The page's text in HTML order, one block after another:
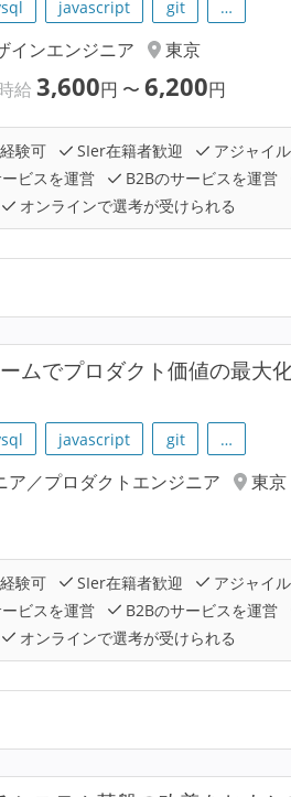
javascript git …
インエンジニア
東京
給3,600円 〜6,200円
験可 SIer在籍者歓迎
アジャイ
ビスを運営 B2Bのサービスを運営
オンラインで選考が受けられる
ムでプロダクト価値の最大
javascript git …
ア／プロダクトエンジニア
東京
験可 SIer在籍者歓迎
アジャイ
ビスを運営 B2Bのサービスを運営
オンラインで選考が受けられる